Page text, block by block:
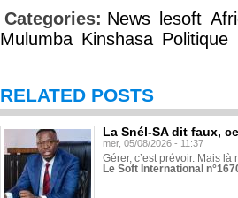
Categories: News lesoft
Mulumba Kinshasa Politique
RELATED POSTS
La Snél-SA dit faux,
mer, 05/08/2026 - 11:37
Gérer, c’est prévoir. Mais
Le Soft International